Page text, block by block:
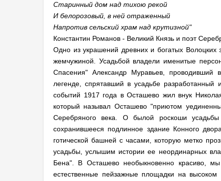
Старинный дом над тихою рекой
И белорозовый, в ней отраженный
Напротив сельский храм над крутизной"
Константин Романов - Великий Князь и поэт
Одно из украшений древних и богатых
жемчужиной. Усадьбой владели именитые
Спасения" Александр Муравьев,
легенде, спрятавший в усадьбе
событий 1917 года в Осташево жил внук
который называл Осташево "приютом
Серебряного века. О былой роскоши
сохранившееся подлинное здание Конного
готической башней с часами, которую метко
усадьбы, услышим истории ее неординарных
Бена". В Осташево необыкновенно красиво,
естественные пейзажные площадки на